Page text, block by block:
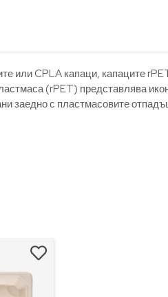
или CPLA капаци, капаците
(rPET) представлява
заедно с пластмасовите